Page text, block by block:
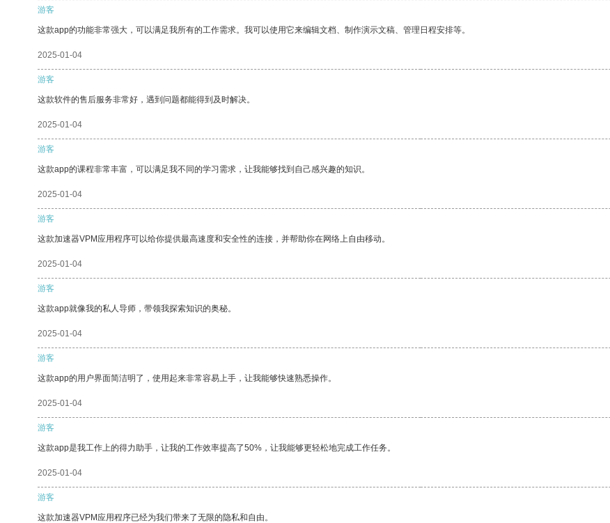
游客
这款app的功能非常强大，可以满足我所有的工作需求。我可以使用它来编辑文档、制作演示文稿、管理日程安排等。
2025-01-04
游客
这款软件的售后服务非常好，遇到问题都能得到及时解决。
2025-01-04
游客
这款app的课程非常丰富，可以满足我不同的学习需求，让我能够找到自己感兴趣的知识。
2025-01-04
游客
这款加速器VPM应用程序可以给你提供最高速度和安全性的连接，并帮助你在网络上自由移动。
2025-01-04
游客
这款app就像我的私人导师，带领我探索知识的奥秘。
2025-01-04
游客
这款app的用户界面简洁明了，使用起来非常容易上手，让我能够快速熟悉操作。
2025-01-04
游客
这款app是我工作上的得力助手，让我的工作效率提高了50%，让我能够更轻松地完成工作任务。
2025-01-04
游客
这款加速器VPM应用程序已经为我们带来了无限的隐私和自由。